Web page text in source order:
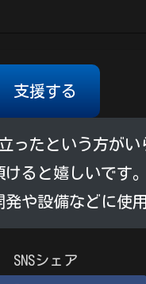
支援する
ったという方がい
けると嬉しいです。
や設備などに使
SNSシェア